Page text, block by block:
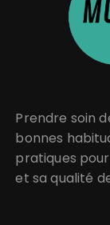
Prendre soin
bonnes
pratiques pour
et saqualité